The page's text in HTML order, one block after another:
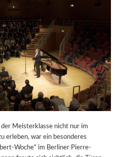
Meisterklasse nicht nur im
erleben, war ein besonderes
Woche“ im Berliner Pierre-